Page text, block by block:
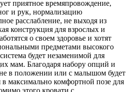
приятное времяпровождение,
и рук, нормализацию
расслабление, не выходя из
конструкция для взрослых и
о своем здоровье и хотят
предметами высокого
будет незаменимой для
мам. Благодаря набору опций и
в положении или с малышом будет
в максимально комфортной позе для